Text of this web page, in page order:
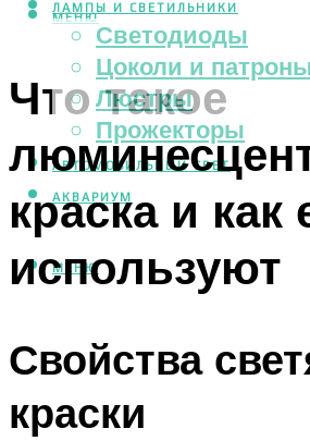
ЛАМПЫ И СВЕТИЛЬНИКИ
Светодиоды
Цоколи и
Люстры
Прожекторы
АВТОМОБИЛЬНЫЙ СВЕТ
АКВАРИУМ
МЕНЮ
МЕНЮ
Что такое
краска и как
используют
Свойства
краски